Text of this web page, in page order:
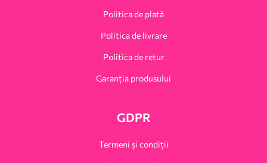
Politica de plată
Politica de livrare
Politica de retur
Garanția produsului
GDPR
Termeni și condiții